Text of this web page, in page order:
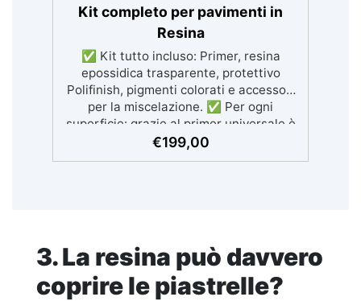
Kit completo per pavimenti in
Resina
✅ Kit tutto incluso: Primer, resina
epossidica trasparente, protettivo
Polifinish, pigmenti colorati e accessori
per la miscelazione. ✅ Per ogni
superficie: grazie al primer universale è
applicabile sia su calcestruzzo, piastrelle
autolivellante, resistente ai raggi UV,
duraturo e con finitura lucida o satinata.
✅ Personalizzabile: Disponibile in kit
€199,00
3. La resina può davvero
coprire le piastrelle?